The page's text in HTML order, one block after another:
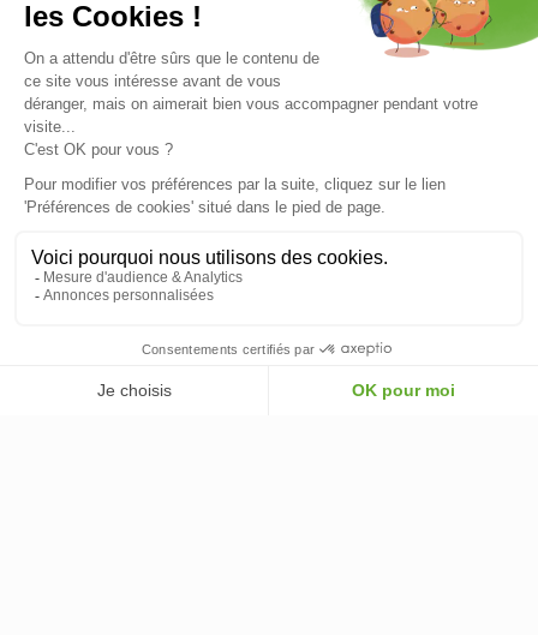
NOTRE SERVICE APRÈS VENTE
NOS PARTENAIRES OFFICIELS
INFORMATIONS
VOTRE COMPTE
© 2026 - ClimOnline - Tous droits réservés